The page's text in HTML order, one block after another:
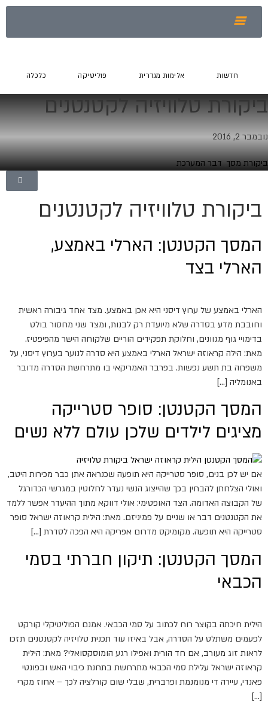
חדשות אלימות מגדרית פוליטיקה כלכלה
ביקורת טלוויזיה לקטנטנים
נובמבר 2, 2016
ביקורת מסך,דבר המערכת
ביקורת טלוויזיה לקטנטנים
המסך הקטנטן: הארלי באמצע,
הארלי בצד
הארלי באמצע של ערוץ דיסני היא אכן באמצע. מצד אחד גיבורה ראשית
וחובבת מדע בסדרה שלא מיועדת רק לבנות, ומצד שני מחסור בולט
בדימויי גוף מגוונים, וחלוקת תפקידים הוריים שלקוחה הישר מהפיפטיז.
מאת: הילה קראוזה ישראל הארלי באמצע היא סדרה לנוער בערוץ דיסני, על
משפחה בת תשע נפשות. בפרבר האמריקאי בו מתרחשת הסדרה מדובר
באנומליה […]
המסך הקטנטן: סופר סטרייקה
מציגים לילדים שלכן עולם ללא נשים
אם יש לכן בנים, סופר סטרייקה היא תופעה שכנראה אתן כבר מכירות היטב,
ואולי הצלחתן להבחין בכך שהייצוג הנשי נעדר לחלוטין במגרשי הכדורגל
של הקבוצה האדומה. הצד האופטימי: אולי דווקא מתוך ההיעדר אפשר ללמד
את הקטנטנים דבר או שניים על פמיניזם. מאת: הילית קראוזה ישראל סופר
סטרייקה היא תופעה. מקומיקס מדרום אפריקה היא הפכה לסדרת […]
המסך הקטנטן: תיקון חברתי בסמי
הכבאי
הילית חיכתה בקוצר רוח לכתוב על סמי הכבאי. אמנם הפוליטיקלי קורקט
לפעמים משתלט על הסדרה, אבל באיזו עוד תכנית טלויזיה לקטנטנים תזכו
לראות זוג מעורב, אם חד הורית ואפילו רגע הומוסקסואלי? מאת: הילית
קראוזה ישראל עלילת סמי הכבאי מתרחשת בתחנת כיבוי האש ובפונטי
פאנדי, עיירה די מנומנמת ופרברית, שבלי שום קורלציה לכך – אחוז מקרי
[…]